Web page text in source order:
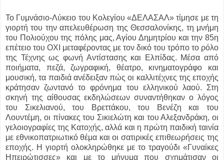
Το Γυμνάσιο-Λύκειο του Κολεγίου «ΔΕΛΑΣΑΛ» τίμησε με τη
γιορτή του την απελευθέρωση της Θεσσαλονίκης, τη μνήμη
του Πολιούχου της πόλης μας, Αγίου Δημητρίου και την 85η
επέτειο του ΟΧΙ μεταφέροντας με τον δικό του τρόπο το ρόλο
της Τέχνης ως φωνή Αντίστασης και Ελπίδας. Μέσα από
ποιήματα, πεζά, ζωγραφική, θέατρο, κινηματογράφο και
μουσική, τα παιδιά ανέδειξαν πώς οι καλλιτέχνες της εποχής
κράτησαν ζωντανό το φρόνημα του ελληνικού λαού. Στη
σκηνή της αίθουσας εκδηλώσεων συναντήθηκαν ο λόγος
του Σικελιανού, του Βρεττάκου, του Βενέζη και του
Λουντέμη, οι πίνακες του Σικιελώτη και του Αλεξανδράκη, οι
γελοιογραφίες της Κατοχής, αλλά και η πρώτη παιδική ταινία
με εθνικοπατριωτικό θέμα και οι σατιρικές επιθεωρήσεις της
εποχής. Η γιορτή ολοκληρώθηκε με το τραγούδι «Γυναίκες
Ηπειρώτισσες» και με το μήνυμα που σχημάτισαν οι